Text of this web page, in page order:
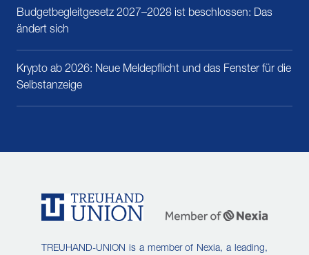
Budgetbegleitgesetz 2027–2028 ist beschlossen: Das
ändert sich
Krypto ab 2026: Neue Meldepflicht und das Fenster für die
Selbstanzeige
TREUHAND-UNION is a member of Nexia, a leading,